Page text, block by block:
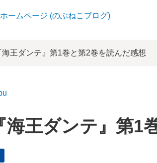
ームページ (のぶねこブログ)
海王ダンテ』第1巻と第2巻を読んだ感想
海王ダンテ』第1